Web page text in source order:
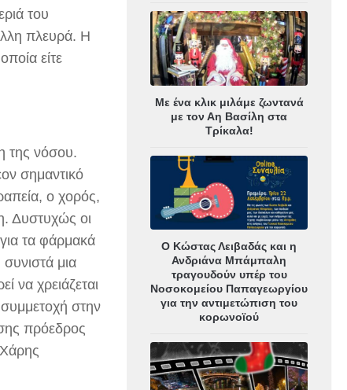
του
πλευρά. Η
είτε
της νόσου.
σημαντικό
ο χορός,
Δυστυχώς οι
τα φάρμακά
μια
να χρειάζεται
στην
πρόεδρος
Με ένα κλικ μιλάμε ζωντανά
με τον Αη Βασίλη στα
Τρίκαλα!
Ο Κώστας Λειβαδάς και η
Ανδριάνα Μπάμπαλη
τραγουδούν υπέρ του
Νοσοκομείου Παπαγεωργίου
για την αντιμετώπιση του
κορωνοϊού